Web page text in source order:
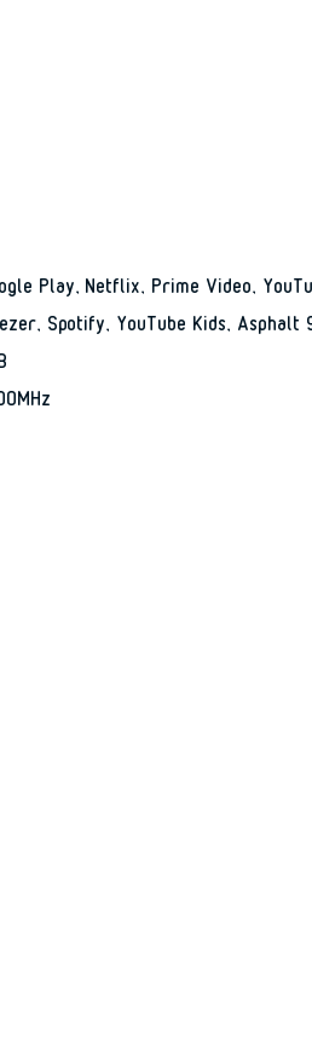
Play, Netflix, Prime Video,
Spotify, YouTube Kids, Asphalt